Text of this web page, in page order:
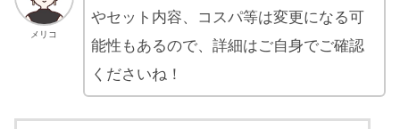
メリコ
やセット内容、コスパ等は変更になる可
能性もあるので、詳細はご自身でご確認
くださいね！